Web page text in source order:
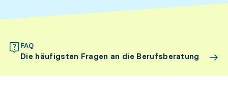
FAQ
Die häufigsten Fragen an die Berufsberatung